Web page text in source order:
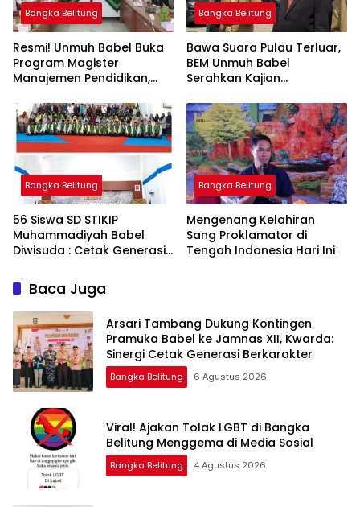
Bangka Belitung
Resmi! Unmuh Babel Buka
Program Magister
Manajemen Pendidikan,
Bangka Belitung
Bangka Belitung
‎Bawa Suara Pulau Terluar,
BEM Unmuh Babel
Serahkan Kajian
Menteri Abdul Mu’ti
Bangka Belitung
‎56 Siswa SD STIKIP
Muhammadiyah Babel
Diwisuda : Cetak Generasi
Bangka Belitung
‎Mengenang Kelahiran
Sang Proklamator di
Baca Juga
Arsari Tambang Dukung Kontingen
Pramuka Babel ke Jamnas XII, Kwarda:
Sinergi Cetak Generasi Berkarakter
Bangka Belitung 6 Agustus 2026
Viral! Ajakan Tolak LGBT di Bangka
Belitung Menggema di Media Sosial
Bangka Belitung 4 Agustus 2026